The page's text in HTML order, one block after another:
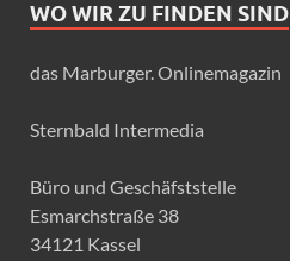
WO WIR ZU FINDEN SIND
das Marburger. Onlinemagazin
Sternbald Intermedia
Büro und Geschäfststelle
Esmarchstraße 38
34121 Kassel